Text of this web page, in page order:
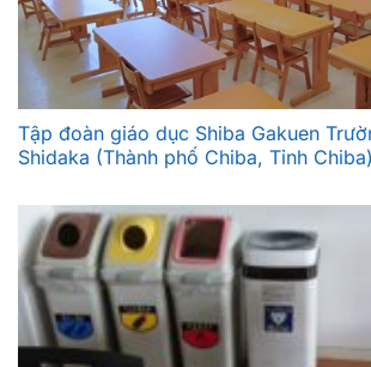
Tập đoàn giáo dục Shiba Gakuen
Shidaka (Thành phố Chiba, Tỉnh Chiba)